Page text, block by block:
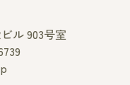
ル 903号室